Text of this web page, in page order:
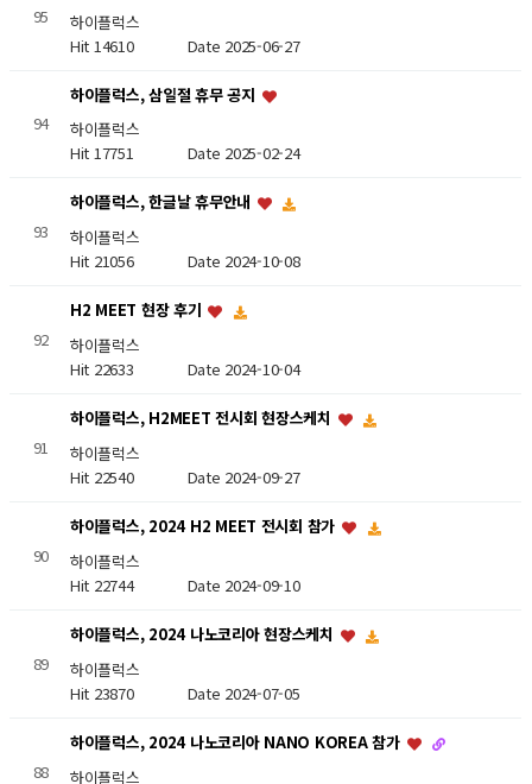
95
하이플럭스
Hit 14610 Date 2025-06-27
94
하이플럭스, 삼일절 휴무 공지
하이플럭스
Hit 17751 Date 2025-02-24
93
하이플럭스, 한글날 휴무안내
하이플럭스
Hit 21056 Date 2024-10-08
92
H2 MEET 현장 후기
하이플럭스
Hit 22633 Date 2024-10-04
91
하이플럭스, H2MEET 전시회 현장스케치
하이플럭스
Hit 22540 Date 2024-09-27
90
하이플럭스, 2024 H2 MEET 전시회 참가
하이플럭스
Hit 22744 Date 2024-09-10
89
하이플럭스, 2024 나노코리아 현장스케치
하이플럭스
Hit 23870 Date 2024-07-05
88
하이플럭스, 2024 나노코리아 NANO KOREA 참가
하이플럭스